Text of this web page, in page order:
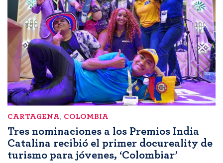
CARTAGENA, COLOMBIA
Tres nominaciones a los Premios India
Catalina recibió el primer docureality de
turismo para jóvenes, ‘Colombiar’